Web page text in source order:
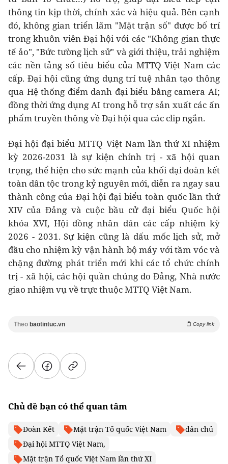
thông tin kịp thời, chính xác và hiệu quả. Bên cạnh
đó, không gian triển lãm "Mặt trận số" được bố trí
trong khuôn viên Đại hội với các "Không gian thực
tế ảo", "Bức tường lịch sử" và giới thiệu, trải nghiệm
các nền tảng số tiêu biểu của MTTQ Việt Nam các
cấp. Đại hội cũng ứng dụng trí tuệ nhân tạo thông
qua Hệ thống điểm danh đại biểu bằng camera AI;
đồng thời ứng dụng AI trong hỗ trợ sản xuất các ấn
phẩm truyền thông về Đại hội qua các clip ngắn.
Đại hội đại biểu MTTQ Việt Nam lần thứ XI nhiệm
kỳ 2026-2031 là sự kiện chính trị - xã hội quan
trọng, thể hiện cho sức mạnh của khối đại đoàn kết
toàn dân tộc trong kỷ nguyên mới, diễn ra ngay sau
thành công của Đại hội đại biểu toàn quốc lần thứ
XIV của Đảng và cuộc bầu cử đại biểu Quốc hội
khóa XVI, Hội đồng nhân dân các cấp nhiệm kỳ
2026 - 2031. Sự kiện cũng là dấu mốc lịch sử, mở
đầu cho nhiệm kỳ vận hành bộ máy với tầm vóc và
chặng đường phát triển mới khi các tổ chức chính
trị - xã hội, các hội quần chúng do Đảng, Nhà nước
giao nhiệm vụ về trực thuộc MTTQ Việt Nam.
Theo baotintuc.vn Copy link
Chủ đề bạn có thể quan tâm
Đoàn Kết Mặt trận Tổ quốc Việt Nam
dân chủ
Đại hội MTTQ Việt Nam,
Mặt trận Tổ quốc Việt Nam lần thứ XI